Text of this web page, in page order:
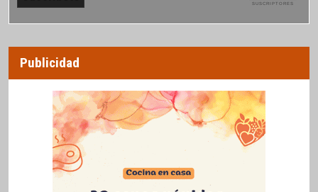
SUSCRIPTORES
Publicidad